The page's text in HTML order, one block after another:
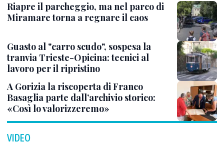
Riapre il parcheggio, ma nel parco di
Miramare torna a regnare il caos
Guasto al "carro scudo", sospesa la
tranvia Trieste-Opicina: tecnici al
lavoro per il ripristino
A Gorizia la riscoperta di Franco
Basaglia parte dall’archivio storico:
«Così lo valorizzeremo»
VIDEO